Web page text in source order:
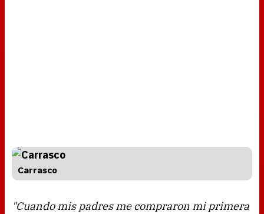
Carrasco
"Cuando mis padres me compraron mi primera